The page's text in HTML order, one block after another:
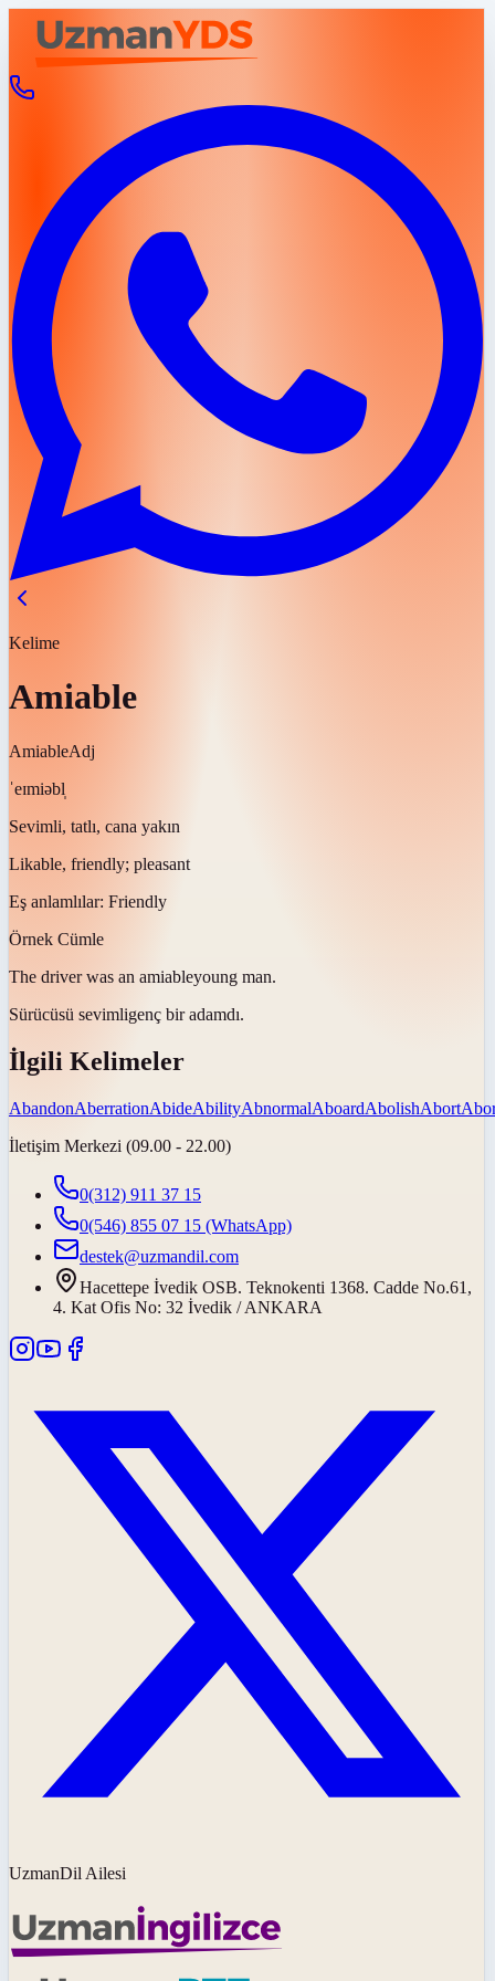
Kelime
Amiable
AmiableAdj
ˈeɪmiəbl̩
Sevimli, tatlı, cana yakın
Likable, friendly; pleasant
Eş anlamlılar: Friendly
Örnek Cümle
The driver was an amiableyoung man.
Sürücüsü sevimligenç bir adamdı.
İlgili Kelimeler
AbandonAberrationAbideAbilityAbnormalAboardAbolishAbort
İletişim Merkezi (09.00 - 22.00)
0(312) 911 37 15
0(546) 855 07 15 (WhatsApp)
destek@uzmandil.com
Hacettepe İvedik OSB. Teknokenti 1368. Cadde No.61,
4. Kat Ofis No: 32 İvedik / ANKARA
UzmanDil Ailesi